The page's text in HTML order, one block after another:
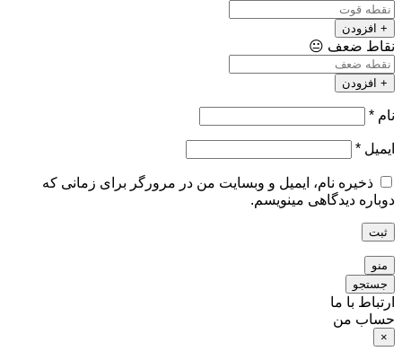
+ افزودن
نقاط ضعف 😐
+ افزودن
نام *
ایمیل *
ذخیره نام، ایمیل و وبسایت من در مرورگر برای زمانی که
دوباره دیدگاهی مینویسم.
ثبت
منو
جستجو
ارتباط با ما
حساب من
×